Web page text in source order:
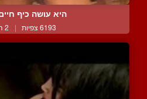
היא עושה כיף
6193 צפיות | 2 המלצות